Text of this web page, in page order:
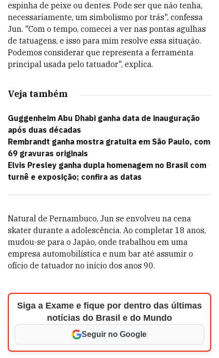
espinha de peixe ou dentes. Pode ser que não tenha,
necessariamente, um simbolismo por trás", confessa
Jun. "Com o tempo, comecei a ver nas pontas agulhas
de tatuagens, e isso para mim resolve essa situação.
Podemos considerar que representa a ferramenta
principal usada pelo tatuador", explica.
Veja também
Guggenheim Abu Dhabi ganha data de inauguração
após duas décadas
Rembrandt ganha mostra gratuita em São Paulo, com
69 gravuras originais
Elvis Presley ganha dupla homenagem no Brasil com
turnê e exposição; confira as datas
Natural de Pernambuco, Jun se envolveu na cena
skater durante a adolescência. Ao completar 18 anos,
mudou-se para o Japão, onde trabalhou em uma
empresa automobilística e num bar até assumir o
ofício de tatuador no início dos anos 90.
Siga a Exame e fique por dentro das últimas
notícias do Brasil e do Mundo
Seguir no Google